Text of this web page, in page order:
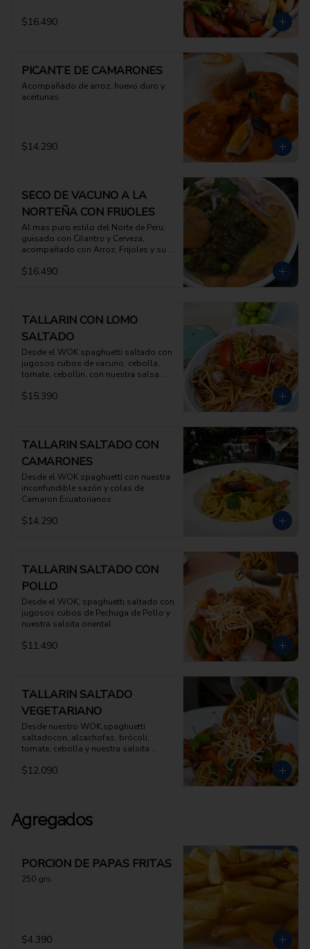
$16.490
PICANTE DE CAMARONES
Acompañado de arroz, huevo duro y
aceitunas
$14.290
SECO DE VACUNO A LA
NORTEÑA CON FRIJOLES
Al mas puro estilo del Norte de Peru,
guisado con Cilantro y Cerveza,
acompañado con Arroz, Frijoles y su
$16.490
TALLARIN CON LOMO
SALTADO
Desde el WOK spaghuetti saltado con
jugosos cubos de vacuno, cebolla,
tomate, cebollin, con nuestra salsa
$15.390
TALLARIN SALTADO CON
CAMARONES
Desde el WOK spaghuetti con nuestra
inconfundible sazón y colas de
Camaron Ecuatorianos
$14.290
TALLARIN SALTADO CON
POLLO
Desde el WOK, spaghuetti saltado con
jugosos cubos de Pechuga de Pollo y
nuestra salsita oriental
$11.490
TALLARIN SALTADO
VEGETARIANO
Desde nuestro WOK,spaghuetti
saltadocon, alcachofas, brócoli,
tomate, cebolla y nuestra salsita
$12.090
Agregados
PORCION DE PAPAS FRITAS
250 grs.
$4.390